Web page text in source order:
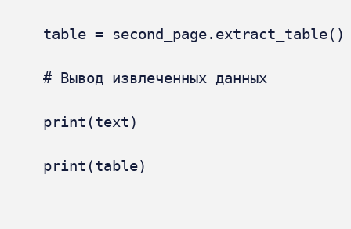
table = second_page.extract_table()
# Вывод извлеченных данных
print(text)
print(table)